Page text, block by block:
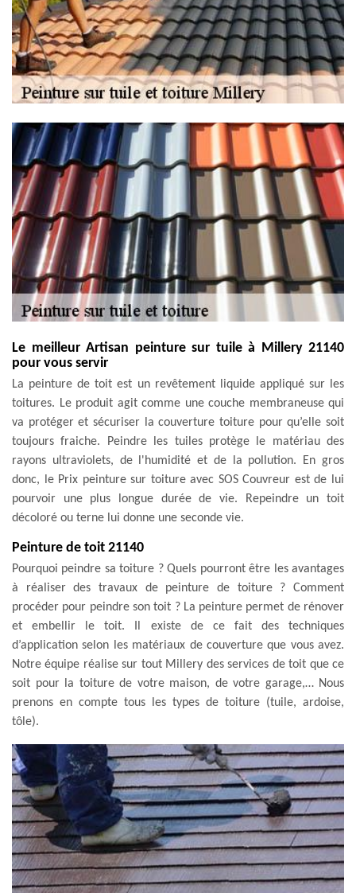
Le meilleur Artisan peinture sur tuile à Millery 21140
pour vous servir
La peinture de toit est un revêtement liquide appliqué sur les
toitures. Le produit agit comme une couche membraneuse qui
va protéger et sécuriser la couverture toiture pour qu’elle soit
toujours fraiche. Peindre les tuiles protège le matériau des
rayons ultraviolets, de l'humidité et de la pollution. En gros
donc, le Prix peinture sur toiture avec SOS Couvreur est de lui
pourvoir une plus longue durée de vie. Repeindre un toit
décoloré ou terne lui donne une seconde vie.
Peinture de toit 21140
Pourquoi peindre sa toiture ? Quels pourront être les avantages
à réaliser des travaux de peinture de toiture ? Comment
procéder pour peindre son toit ? La peinture permet de rénover
et embellir le toit. Il existe de ce fait des techniques
d’application selon les matériaux de couverture que vous avez.
Notre équipe réalise sur tout Millery des services de toit que ce
soit pour la toiture de votre maison, de votre garage,… Nous
prenons en compte tous les types de toiture (tuile, ardoise,
tôle).